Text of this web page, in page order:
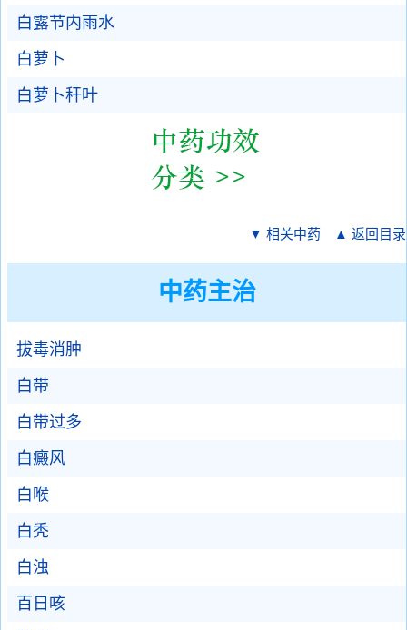
白露节内雨水
白萝卜
白萝卜秆叶
▼ 相关中药 ▲ 返回目录
中药主治
拔毒消肿
白带
白带过多
白癜风
白喉
白秃
白浊
百日咳